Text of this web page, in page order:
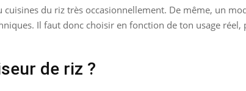
cuisines du riz très occasionnellement. De même, un
Il faut donc choisir en fonction de ton usage
de riz ?